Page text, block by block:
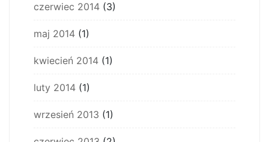
czerwiec 2014 (3)
maj 2014 (1)
kwiecień 2014 (1)
luty 2014 (1)
wrzesień 2013 (1)